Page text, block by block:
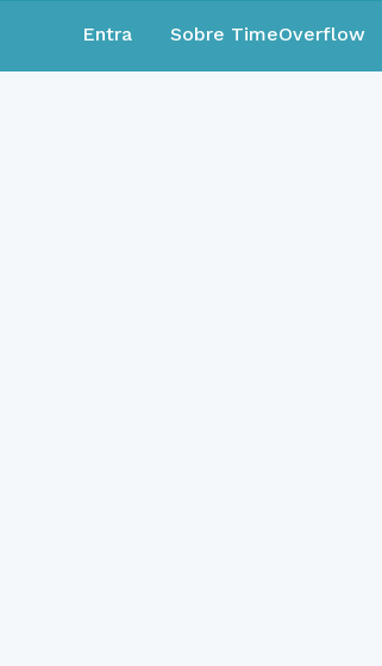
Entra Sobre TimeOverflow